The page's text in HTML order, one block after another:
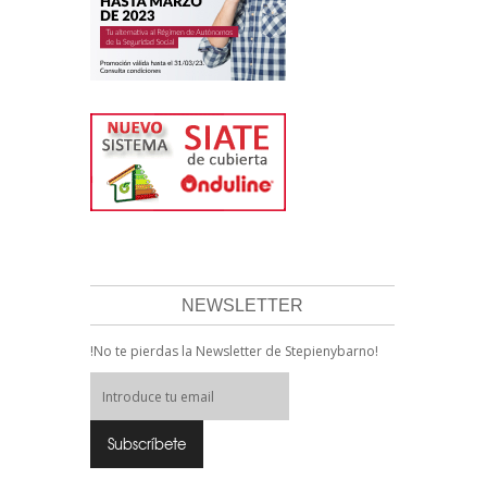
NEWSLETTER
!No te pierdas la Newsletter de Stepienybarno!